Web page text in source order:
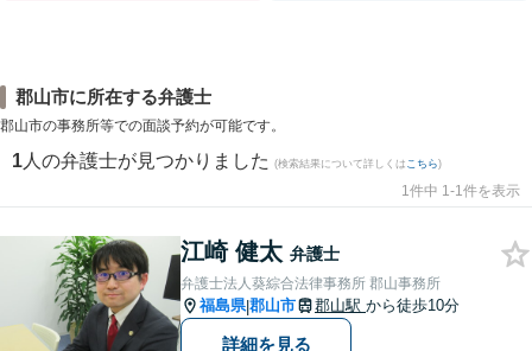
郡山市に所在する弁護士
郡山市の事務所等での面談予約が可能です。
1 人の弁護士が見つかりました (検索結果について詳しくは こちら)
1件中 1-1件を表示
江崎 健太 弁護士
弁護士法人葵綜合法律事務所 郡山事務所
福島県|郡山市 郡山駅 から徒歩10分
詳細を見る